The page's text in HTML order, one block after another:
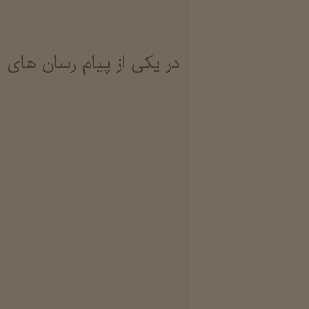
در یکی از پیام رسان